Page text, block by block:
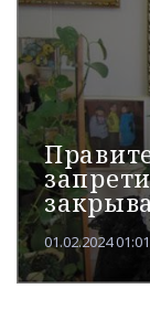
01.02.2024 01:01